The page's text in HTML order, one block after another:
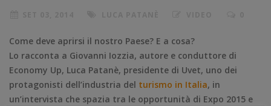
Come deve aprirsi il nostro Paese? E a cosa?
Lo racconta a Giovanni Iozzia, autore e conduttore di
Economy Up, Luca Patanè, presidente di Uvet, uno dei
protagonisti dell’industria del turismo in Italia, in
un’intervista che spazia tra le opportunità di Expo 2015 e